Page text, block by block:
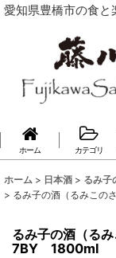
愛知県豊橋市の食と
ホーム カテゴリ
ホーム > 日本酒 > るみ子
> るみ子の酒（るみこ
るみ子の酒（る
7BY 1800ml